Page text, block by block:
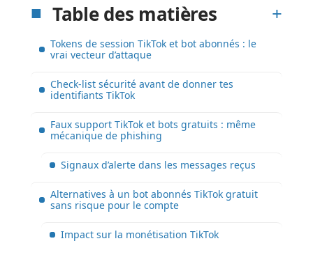
Table des matières
Tokens de session TikTok et bot abonnés : le
vrai vecteur d’attaque
Check-list sécurité avant de donner tes
identifiants TikTok
Faux support TikTok et bots gratuits : même
mécanique de phishing
Signaux d’alerte dans les messages reçus
Alternatives à un bot abonnés TikTok gratuit
sans risque pour le compte
Impact sur la monétisation TikTok